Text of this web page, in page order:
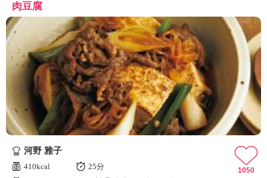
肉豆腐
河野 雅子
410kcal
25分
1050